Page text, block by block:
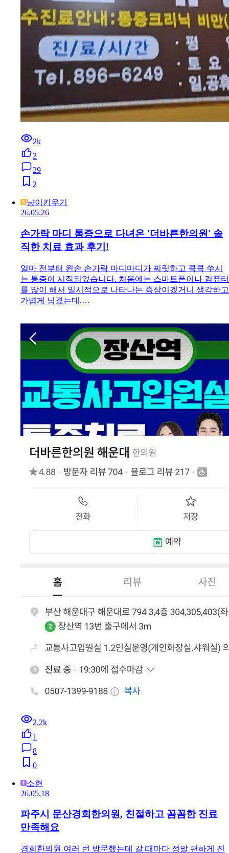
2k
2
29
2
냥이키우기
26.05.26
손가락 마디 통증으로 다녀온 '더바른한의원' 솔
직한 치료 효과 후기!
얼마 전부터 왼손 손가락 마디마디가 찌릿하고 콕콕 쑤시
는 통증이 시작되었습니다. 처음에는 스마트폰이나 컴퓨터
를 많이 해서 일시적으로 나타나는 증상이겠거니 생각하고
가볍게 넘겼는데,…
2.2k
1
8
0
소현
26.05.18
파주시 문산경희한의원, 친절하고 꼼꼼한 진료
만족해요
경희한의원 여러 번 방문했는데 갈 때마다 정말 편하게 진